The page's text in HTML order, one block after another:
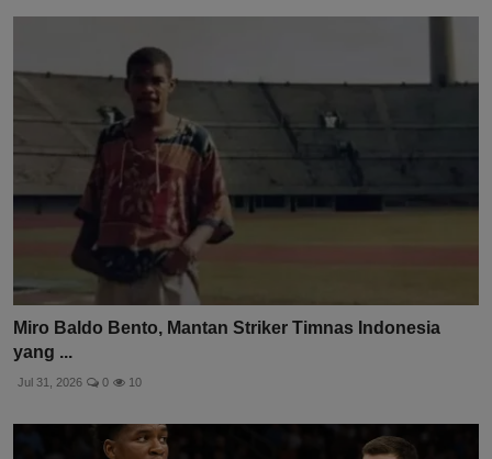
Miro Baldo Bento, Mantan Striker Timnas Indonesia
yang ...
Jul 31, 2026 0 10